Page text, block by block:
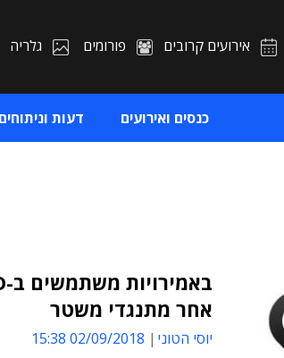
אירועים קרובים פורומים גלריה
כנסים ואירועים דעות וניתוחים
אחר מתנגדי משטר
יוסי הטוני 02/09/2018 15:38